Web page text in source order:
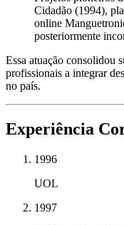
Cidadão (1994),
online
posteriormente
Essa atuação consolidou
profissionais a integrar
no país.
Experiência
1996
UOL
1997